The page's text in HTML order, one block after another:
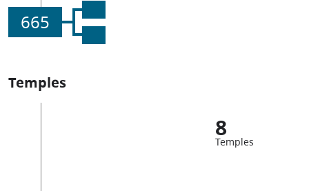
665
Temples
8
Temples